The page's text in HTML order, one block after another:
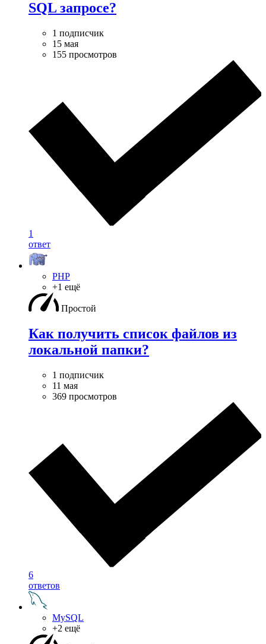
SQL запросе?
1 подписчик
15 мая
155 просмотров
1
ответ
PHP
+1 ещё
Простой
Как получить список файлов из
локальной папки?
1 подписчик
11 мая
369 просмотров
6
ответов
MySQL
+2 ещё